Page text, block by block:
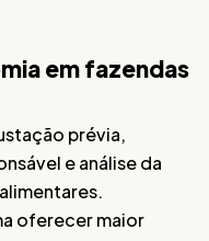
em fazendas
prévia,
e análise da
oferecer maior